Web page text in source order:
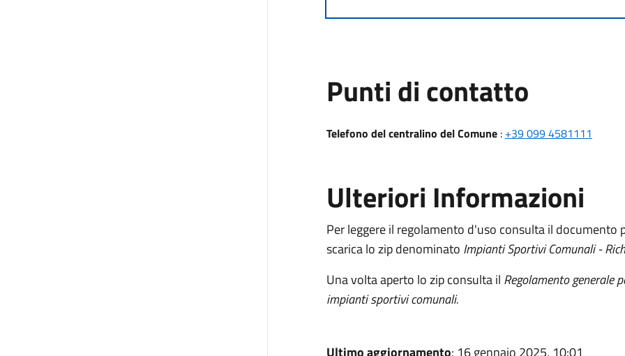
Punti di contatto
Telefono del centralino del Comune: +39 099 4581111
Ulteriori Informazioni
Per leggere il regolamento d'uso consulta il documento
scarica lo zip denominato Impianti Sportivi Comunali -
Una volta aperto lo zip consulta il Regolamento generale
impianti sportivi comunali.
Ultimo aggiornamento: 16 gennaio 2025, 10:01